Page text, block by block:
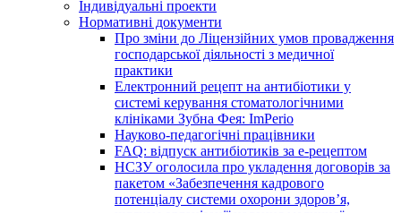
Індивідуальні проекти
Нормативні документи
Про зміни до Ліцензійних умов провадження
господарської діяльності з медичної
практики
Електронний рецепт на антибіотики у
системі керування стоматологічними
клініками Зубна Фея: ImPerio
Науково-педагогічні працівники
FAQ: відпуск антибіотиків за е-рецептом
НСЗУ оголосила про укладення договорів за
пакетом «Забезпечення кадрового
потенціалу системи охорони здоров’я,